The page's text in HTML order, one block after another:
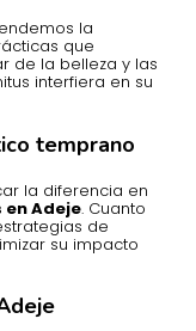
la
que
de la belleza y las
interfiera en su
temprano
la diferencia en
Adeje. Cuanto
de
su impacto